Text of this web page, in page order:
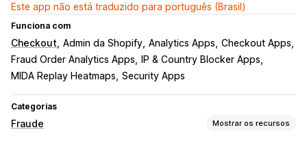
Este app não está traduzido para português (Brasil)
Funciona com
Checkout Admin da Shopify Analytics Apps Checkout Apps
Fraud Order Analytics Apps
IP & Country Blocker Apps
MIDA Replay Heatmaps Security Apps
Categorias
Fraude Mostrar os recursos